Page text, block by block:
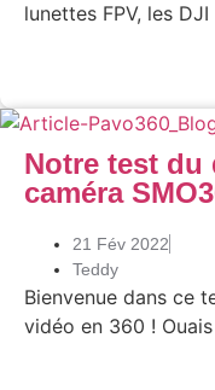
lunettes FPV, les
Notre test du
caméra
21 Fév 2022
Teddy
Bienvenue dans ce
vidéo en 360 !